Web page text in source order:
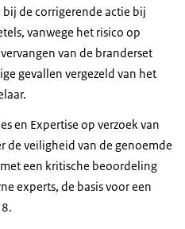
de corrigerende actie bij
vanwege het risico op
van de branderset
gevallen vergezeld van het
en Expertise op verzoek van
de veiligheid van de genoemde
een kritische beoordeling
experts, de basis voor een